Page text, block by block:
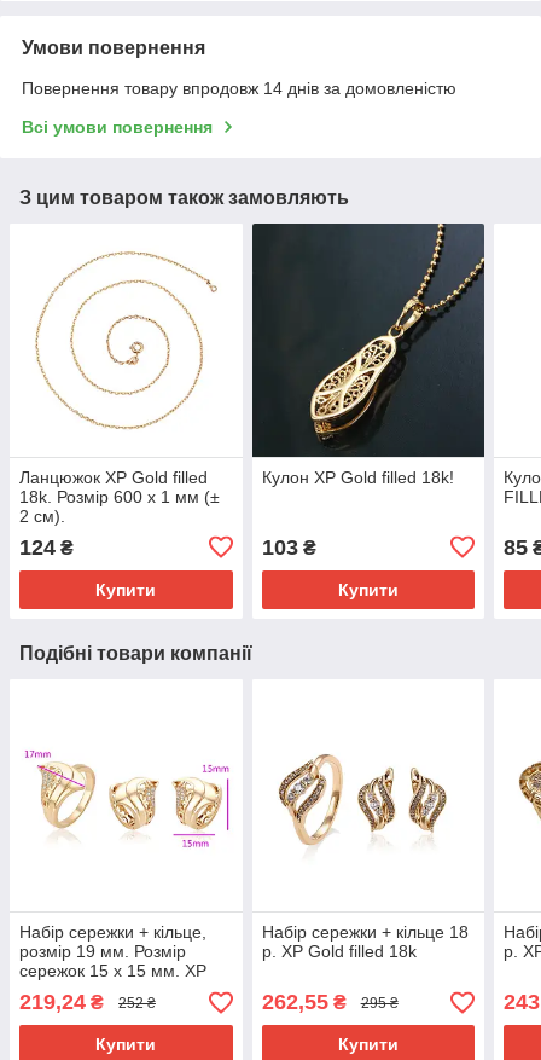
Умови повернення
Повернення товару впродовж 14 днів за домовленістю
Всі умови повернення
З цим товаром також замовляють
Ланцюжок ХР Gold filled
18k. Розмір 600 х 1 мм (±
2 см).
124 ₴
Купити
Кулон ХР Gold filled 18k!
103₴
Купити
85
Подібні товари компанії
Набір сережки + кільце,
розмір 19 мм. Розмір
сережок 15 х 15 мм. ХР
Gold filled 18k.
219,24 ₴ 252 ₴
Купити
Набір сережки + кільце 18
р. ХР Gold filled 18k
262,55₴ 295 ₴
Купити
р.